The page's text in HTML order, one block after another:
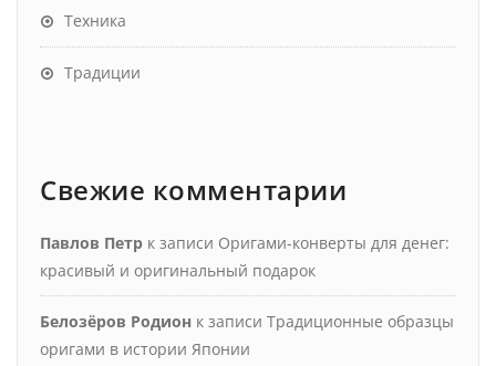
Техника
Традиции
Свежие комментарии
Павлов Петр к записи Оригами-конверты для денег:
красивый и оригинальный подарок
Белозёров Родион к записи Традиционные образцы
оригами в истории Японии